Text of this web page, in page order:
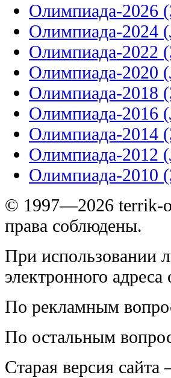
Олимпиада-2026
Олимпиада-2024
Олимпиада-2022
Олимпиада-2020
Олимпиада-2018
Олимпиада-2016
Олимпиада-2014
Олимпиада-2012
Олимпиада-2010
© 1997—2026 terrik-
права соблюдены.
При использовании
электронного адреса
По рекламным
По остальным
Старая версия